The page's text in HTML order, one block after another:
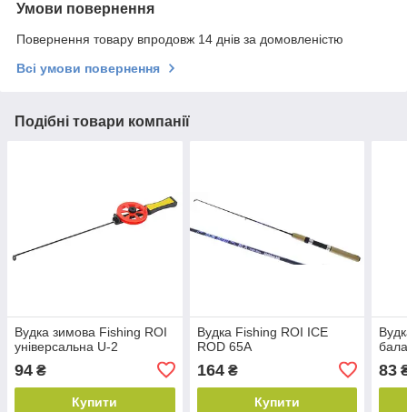
Умови повернення
Повернення товару впродовж 14 днів за домовленістю
Всі умови повернення
Подібні товари компанії
Вудка зимова Fishing ROI
універсальна U-2
94 ₴
Купити
Вудка Fishing ROI ICE
ROD 65A
164₴
Купити
83